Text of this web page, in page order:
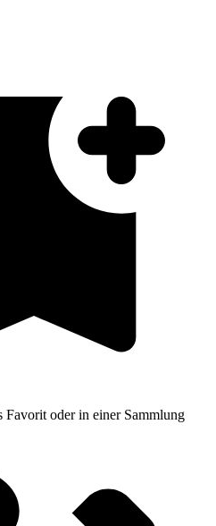
Favorit oder in einer Sammlung